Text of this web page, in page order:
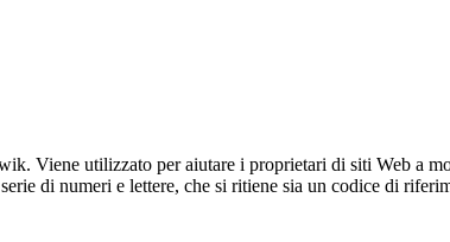
Viene utilizzato per aiutare i proprietari di siti Web a
di numeri e lettere, che si ritiene sia un codice di